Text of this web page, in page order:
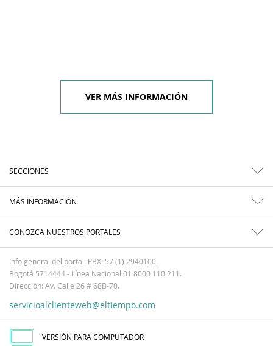
VER MÁS INFORMACIÓN
SECCIONES
MÁS INFORMACIÓN
CONOZCA NUESTROS PORTALES
Info general del portal: PBX: 57 (1) 2940100.
Bogotá 5714444 - Línea Nacional 01 8000 110 211.
Dirección: Av. Calle 26 # 68B-70.
servicioalclienteweb@eltiempo.com
VERSIÓN PARA COMPUTADOR